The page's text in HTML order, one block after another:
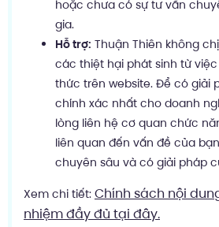
hoặc chưa có sự tư vấn
gia.
Hỗ trợ: Thuận Thiên không
các thiệt hại phát sinh từ
thức trên website. Để có giải
chính xác nhất cho doanh
lòng liên hệ cơ quan chức
liên quan đến vấn đề của
chuyên sâu và có giải pháp
Xem chi tiết: Chính sách nội
nhiệm đầy đủ tại đây.